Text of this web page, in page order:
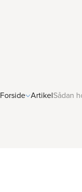
Forside ArtikelSådan